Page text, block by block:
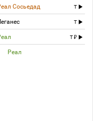
Сосьедад
T
T
T
Реал